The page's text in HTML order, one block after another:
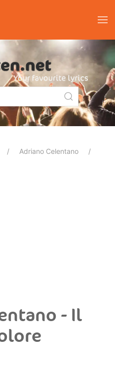
Adriano Celentano
- Il